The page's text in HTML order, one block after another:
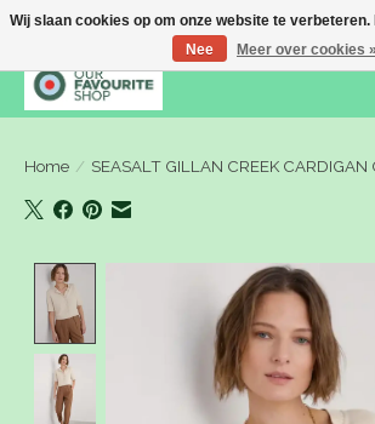
Home / SEASALT GILLAN CREEK CARDIGAN
Product image slideshow
Wij slaan cookies op om onze website te
Nee
Meer over cookies »